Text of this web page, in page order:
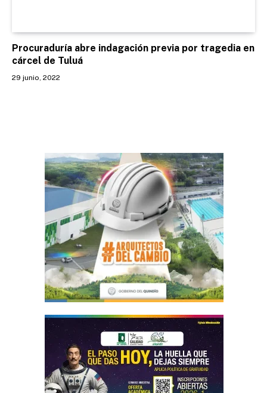
Procuraduría abre indagación previa por tragedia en
cárcel de Tuluá
29 junio, 2022